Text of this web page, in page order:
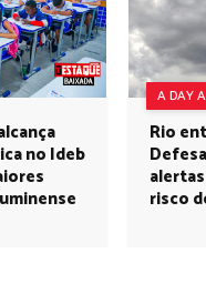
no Ideb
A DAY
Rio
risco